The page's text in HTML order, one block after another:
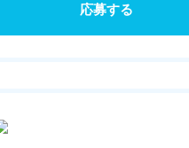
応募する